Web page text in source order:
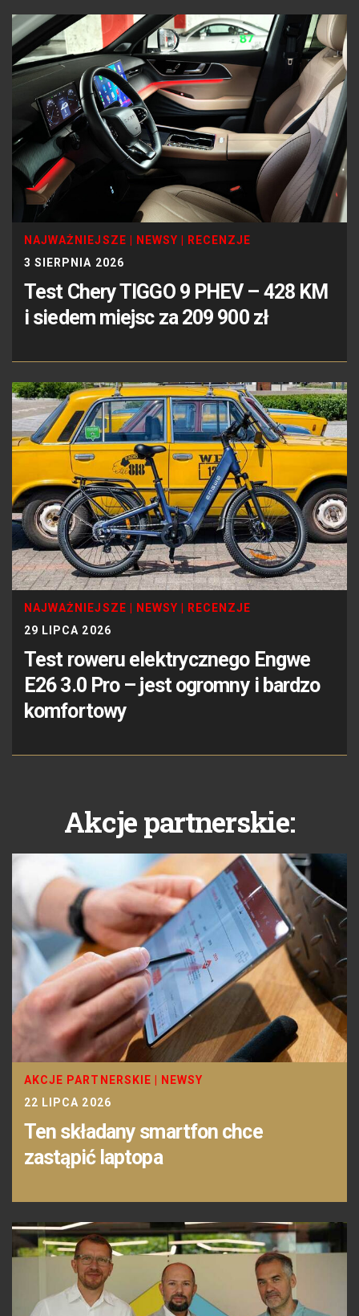
NAJWAŻNIEJSZE NEWSY
RECENZJE
3 SIERPNIA 2026
Test Chery TIGGO 9 PHEV – 428 KM
i siedem miejsc za 209 900 zł
NAJWAŻNIEJSZE NEWSY
RECENZJE
29 LIPCA 2026
Test roweru elektrycznego Engwe
E26 3.0 Pro – jest ogromny i bardzo
komfortowy
Akcje partnerskie:
AKCJE PARTNERSKIE
NEWSY
22 LIPCA 2026
Ten składany smartfon chce
zastąpić laptopa